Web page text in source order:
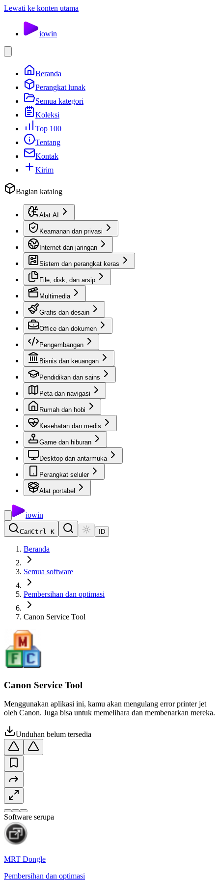
Lewati ke konten utama
iowin
Beranda
Perangkat lunak
Semua kategori
Koleksi
Top 100
Tentang
Kontak
Kirim
Bagian katalog
Alat AI
Keamanan dan privasi
Internet dan jaringan
Sistem dan perangkat keras
File, disk, dan arsip
Multimedia
Grafis dan desain
Office dan dokumen
Pengembangan
Bisnis dan keuangan
Pendidikan dan sains
Peta dan navigasi
Rumah dan hobi
Kesehatan dan medis
Game dan hiburan
Desktop dan antarmuka
Perangkat seluler
Alat portabel
iowin
CariCtrl K ID
Beranda
Semua software
Pembersihan dan optimasi
Canon Service Tool
Canon Service Tool
Menggunakan aplikasi ini, kamu akan mengulang error printer jet
oleh Canon. Juga bisa untuk memelihara dan membenarkan mereka.
Unduhan belum tersedia
Software serupa
MRT Dongle
Pembersihan dan optimasi